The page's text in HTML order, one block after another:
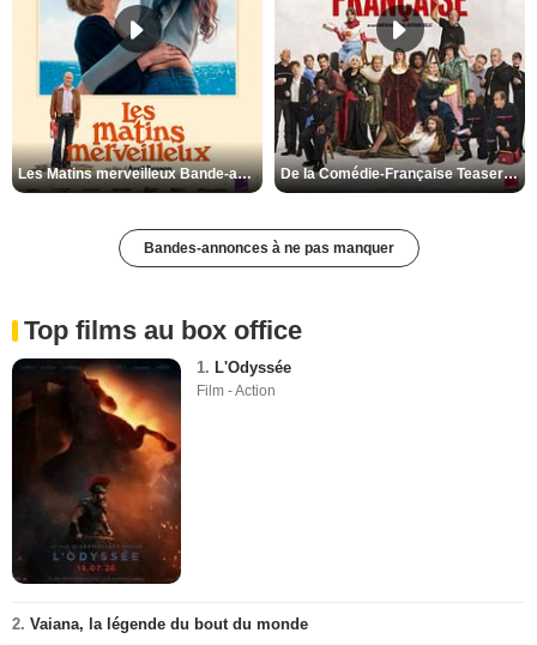
Territoire de Belfort
Val-d'Oise
Val-de-Marne
Var
Vaucluse
Vendée
Vienne
Les Matins merveilleux Bande-annonce VF De la Comédie-Française Teaser VF
Bandes-annonces à ne pas manquer
Top films au box office
1. L'Odyssée
Film - Action
2. Vaiana, la légende du bout du monde